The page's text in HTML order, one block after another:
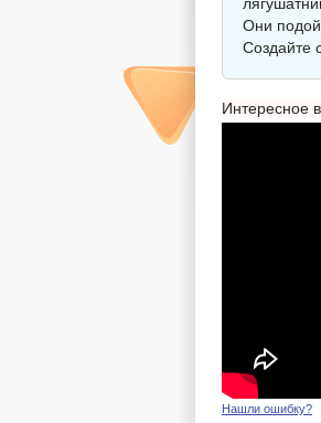
Они
Создайте
Интересное
Нашли ошибку?